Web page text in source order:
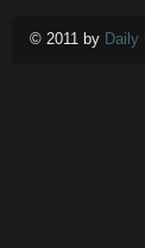
© 2011 by Daily